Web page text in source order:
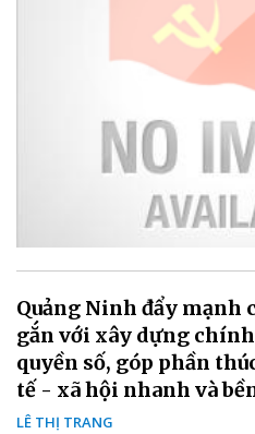
Quảng Ninh đẩy mạnh
gắn với xây dựng
quyền số, góp phần
tế - xã hội nhanh và
LÊ THỊ TRANG